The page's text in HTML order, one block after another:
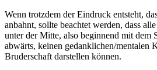
Wenn trotzdem der Eindruck entsteht,
anbahnt, sollte beachtet werden, dass
unter der Mitte, also beginnend mit dem
abwärts, keinen gedanklichen/mentalen
Bruderschaft darstellen können.